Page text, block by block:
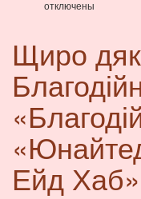
отключены
Щиро
Ейд